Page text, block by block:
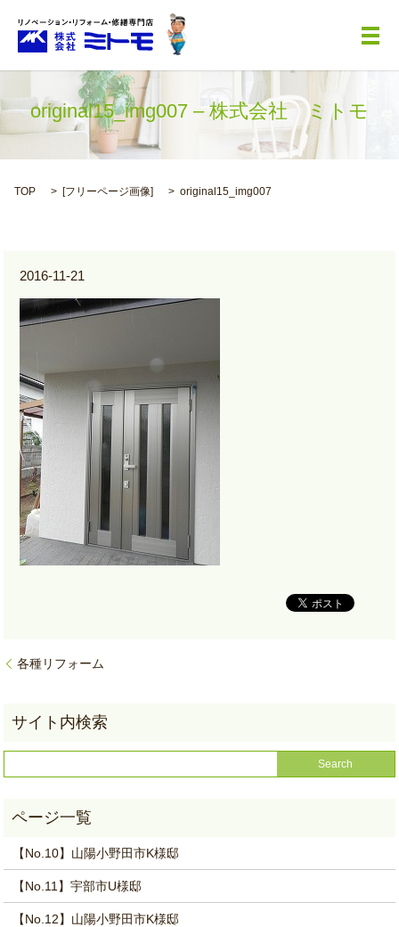
メ
original15_img007 – 株式会社 ミトモ
TOP [フリーページ画像] original15_img007
2016-11-21
各種リフォーム
【No.10】山陽小野田市K様邸
【No.11】宇部市U様邸
【No.12】山陽小野田市K様邸